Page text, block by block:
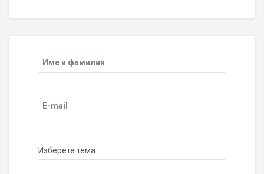
Име и фамилия
E-mail